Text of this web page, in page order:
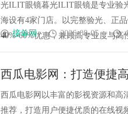
光ILIT眼镜暮光ILIT眼镜是专业验
海设有4家门店。以完整验光、正
40%-60%优惠，兼顾高专业度与高
接单网 2026-08-05
西瓜电影网：打造便捷
西瓜电影网以丰富的影视资源和高
推荐，打造用户便捷优质的在线视